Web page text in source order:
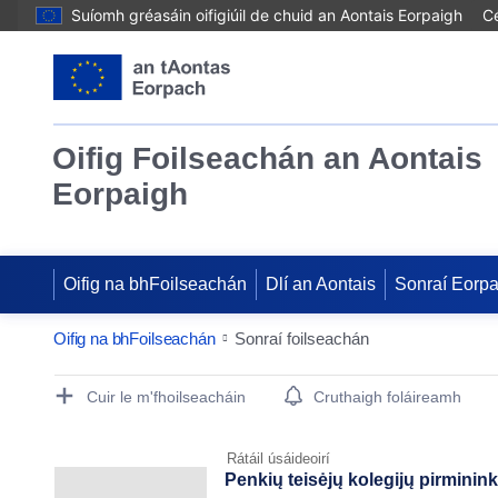
Suíomh gréasáin oifigiúil de chuid an Aontais Eorpaigh
Oifig Foilseachán an Aontais
Eorpaigh
Oifig na bhFoilseachán Dlí an Aontais Sonraí
Oifig na bhFoilseachán Sonraí foilseachán
Publication Detail Actions Portlet
Cuir le m'fhoilseacháin Cruthaigh foláireamh
Rátáil úsáideoirí
Penkių teisėjų kolegijų